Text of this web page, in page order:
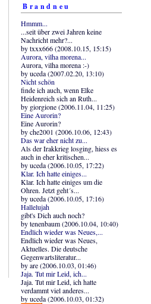
Brandneu
Hmmm...
...seit über zwei Jahren keine
Nachricht mehr?...
by txxx666 (2008.10.15, 15:15)
Aurora, vilha morena...
Aurora, vilha morena :-)
by uceda (2007.02.20, 13:10)
Nicht schön
finde ich auch, wenn Elke
Heidenreich sich an Ruth...
by giorgione (2006.11.04, 11:25)
Eine Aurorin?
Eine Aurorin?
by che2001 (2006.10.06, 12:43)
Das war eher nicht zu...
Als der Irakkrieg losging, hiess es
auch in eher kritischen...
by uceda (2006.10.05, 17:22)
Klar. Ich hatte einiges...
Klar. Ich hatte einiges um die
Ohren. Jetzt geht´s...
by uceda (2006.10.05, 17:16)
Hallelujah
gibt's Dich auch noch?
by tenenbaum (2006.10.04, 10:40)
Endlich wieder was Neues,...
Endlich wieder was Neues,
Aktuelles. Die deutsche
Gegenwartsliteratur...
by are (2006.10.03, 01:46)
Jaja. Tut mir Leid, ich...
Jaja. Tut mir Leid, ich hatte
verdammt viel anderes...
by uceda (2006.10.03, 01:32)